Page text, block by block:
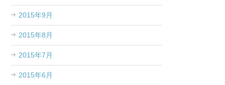
2015年9月
2015年8月
2015年7月
2015年6月